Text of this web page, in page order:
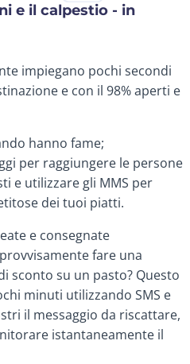
e il calpestio - in
impiegano pochi secondi
e con il 98% aperti e
hanno fame;
per raggiungere le persone
e utilizzare gli MMS per
dei tuoi piatti.
e consegnate
fare una
sconto su un pasto? Questo
minuti utilizzando SMS e
il messaggio da riscattare,
istantaneamente il